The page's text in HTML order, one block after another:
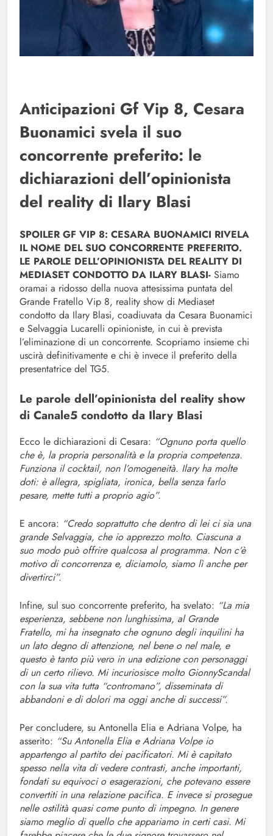
Anticipazioni Gf Vip 8, Cesara
Buonamici svela il suo
concorrente preferito: le
dichiarazioni dell’opinionista
del reality di Ilary Blasi
SPOILER GF VIP 8: CESARA BUONAMICI RIVELA
IL NOME DEL SUO CONCORRENTE PREFERITO.
LE PAROLE DELL’OPINIONISTA DEL REALITY DI
MEDIASET CONDOTTO DA ILARY BLASI- Siamo
oramai a ridosso della nuova attesissima puntata del
Grande Fratello Vip 8, reality show di Mediaset
condotto da Ilary Blasi, coadiuvata da Cesara Buonamici
e Selvaggia Lucarelli opinioniste, in cui è prevista
l’eliminazione di un concorrente. Scopriamo insieme chi
uscirà definitivamente e chi è invece il preferito della
presentatrice del TG5.
Le parole dell’opinionista del reality show
di Canale5 condotto da Ilary Blasi
Ecco le dichiarazioni di Cesara: “Ognuno porta quello
che è, la propria personalità e la propria competenza.
Funziona il cocktail, non l’omogeneità. Ilary ha molte
doti: è allegra, spigliata, ironica, bella senza farlo
pesare, mette tutti a proprio agio”.
E ancora: “Credo soprattutto che dentro di lei ci sia una
grande Selvaggia, che io apprezzo molto. Ciascuna a
suo modo può offrire qualcosa al programma. Non c’è
motivo di concorrenza e, diciamolo, siamo lì anche per
divertirci”.
Infine, sul suo concorrente preferito, ha svelato: “La mia
esperienza, sebbene non lunghissima, al Grande
Fratello, mi ha insegnato che ognuno degli inquilini ha
un lato degno di attenzione, nel bene o nel male, e
questo è tanto più vero in una edizione con personaggi
di un certo rilievo. Mi incuriosisce molto GionnyScandal
con la sua vita tutta “contromano”, disseminata di
abbandoni e di dolori ma oggi anche di successi”.
Per concludere, su Antonella Elia e Adriana Volpe, ha
asserito: “Su Antonella Elia e Adriana Volpe io
appartengo al partito dei pacificatori. Mi è capitato
spesso nella vita di vedere contrasti, anche importanti,
fondati su equivoci o esagerazioni, che potevano essere
convertiti in una relazione pacifica. E invece si prosegue
nelle ostilità quasi come punto di impegno. In genere
siamo meglio di quello che appariamo in certi casi. Mi